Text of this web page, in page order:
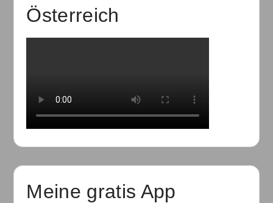
Österreich
Meine gratis App